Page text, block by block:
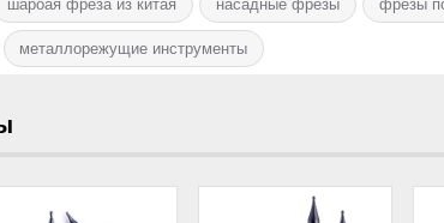
шароая фреза из китая насадные фрезы фрезы
металлорежущие инструменты